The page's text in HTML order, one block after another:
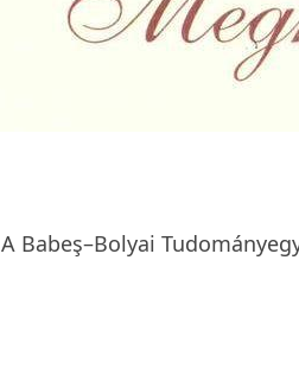
A Babeş–Bolyai